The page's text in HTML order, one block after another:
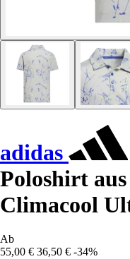
adidas
Poloshirt
Climacool
Ab
55,00 € 36,50 € -34%